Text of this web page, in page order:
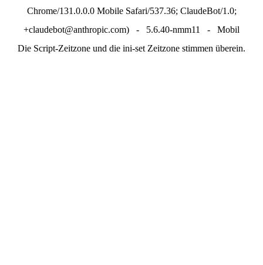
Chrome/131.0.0.0 Mobile Safari/537.36; ClaudeBot/1.0;
+claudebot@anthropic.com) - 5.6.40-nmm11 - Mobil
Die Script-Zeitzone und die ini-set Zeitzone stimmen überein.